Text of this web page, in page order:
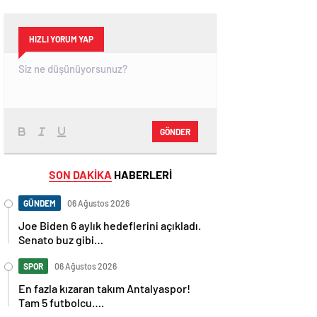
HIZLI YORUM YAP
GÖNDER
SON DAKİKA HABERLERİ
GÜNDEM 06 Ağustos 2026
Joe Biden 6 aylık hedeflerini açıkladı.
Senato buz gibi…
SPOR 06 Ağustos 2026
En fazla kızaran takım Antalyaspor!
Tam 5 futbolcu….